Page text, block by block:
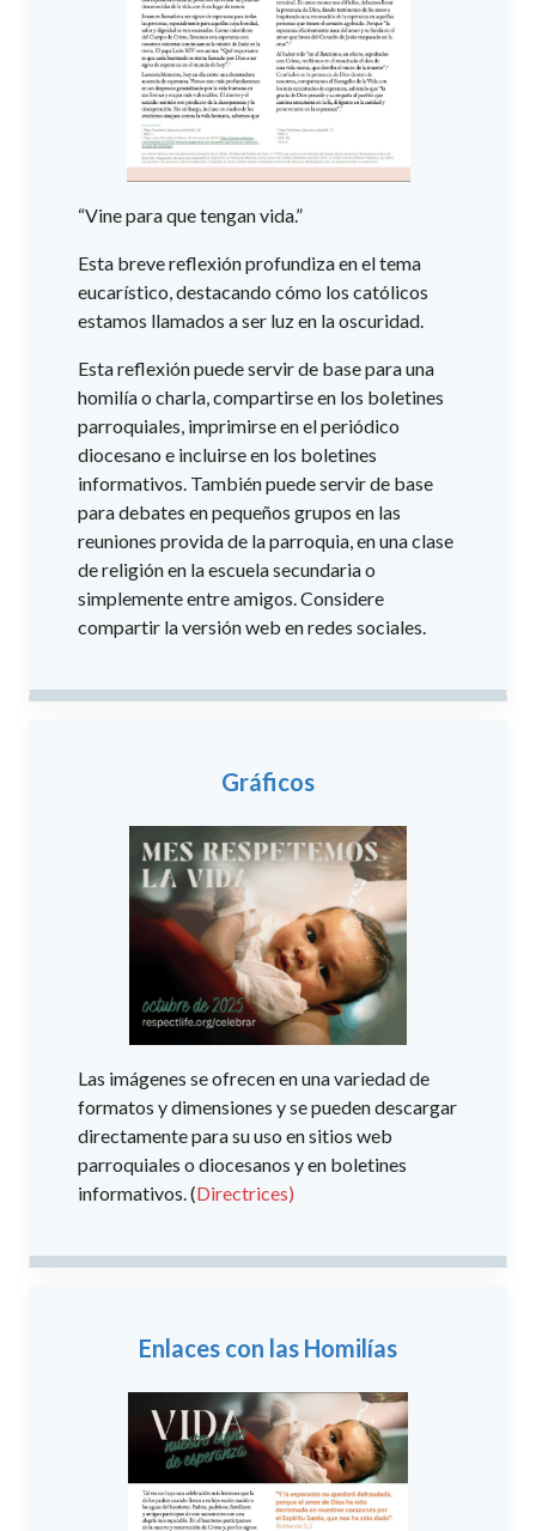
“Vine para que tengan vida.”
Esta breve reflexión profundiza en el tema
eucarístico, destacando cómo los católicos
estamos llamados a ser luz en la oscuridad.
Esta reflexión puede servir de base para una
homilía o charla, compartirse en los boletines
parroquiales, imprimirse en el periódico
diocesano e incluirse en los boletines
informativos. También puede servir de base
para debates en pequeños grupos en las
reuniones provida de la parroquia, en una clase
de religión en la escuela secundaria o
simplemente entre amigos. Considere
compartir la versión web en redes sociales.
Gráficos
Las imágenes se ofrecen en una variedad de
formatos y dimensiones y se pueden descargar
directamente para su uso en sitios web
parroquiales o diocesanos y en boletines
informativos. (Directrices)
Enlaces con las Homilías